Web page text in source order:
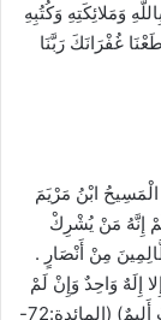
وَمَلائِكَتِهِ وَكُتُبِهِ
غُفْرَانَكَ رَبَّنَا
الْمَسِيحُ ابْنُ مَرْيَمَ
إِنَّهُ مَنْ يُشْرِكْ
مِنْ أَنْصَارٍ .
إِلَهٌ وَاحِدٌ وَإِنْ لَمْ
يَنْتَهُوا عَمَّا يَقُولُونَ لَيَمَسَّنَّ الَّذِينَ كَفَرُوا مِنْهُمْ عَذَابٌ أَلِيمٌ) (المائدة:72-